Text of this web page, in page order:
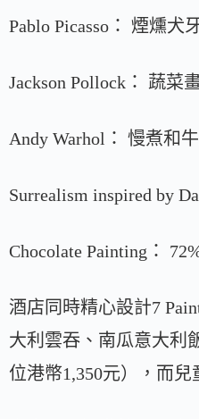
Pablo Picasso： 煙燻
Jackson Pollock： 蔬
Andy Warhol： 慢煮和
Surrealism inspired by
Chocolate Painting：
酒店同時精心設計7
大利雲吞、南瓜意大利
位港幣1,350元），而